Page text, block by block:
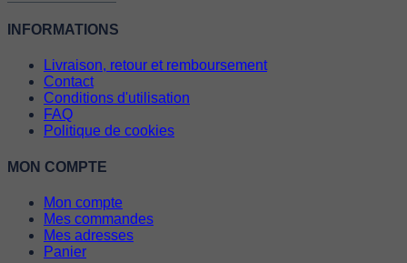
INFORMATIONS
Livraison, retour et remboursement
Contact
Conditions d'utilisation
FAQ
Politique de cookies
MON COMPTE
Mon compte
Mes commandes
Mes adresses
Panier